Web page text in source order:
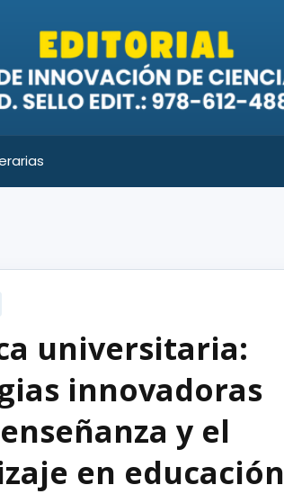
universitaria:
innovadoras
y el
en educación